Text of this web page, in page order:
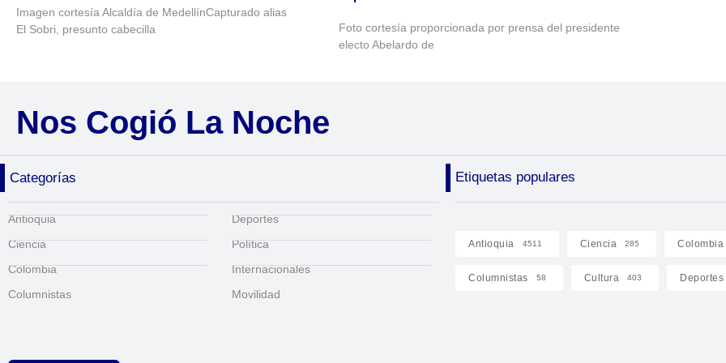
Imagen cortesía Alcaldía de MedellínCapturado alias
El Sobri, presunto cabecilla
Foto cortesía proporcionada por prensa del presidente
electo Abelardo de
Nos Cogió La Noche
Categorías Etiquetas populares
Antioquia
Ciencia
Colombia
Columnistas
Deportes
Política
Internacionales
Movilidad
Antioquia 4511 Ciencia 285 Colombia
Columnistas 58 Cultura 403 Deportes